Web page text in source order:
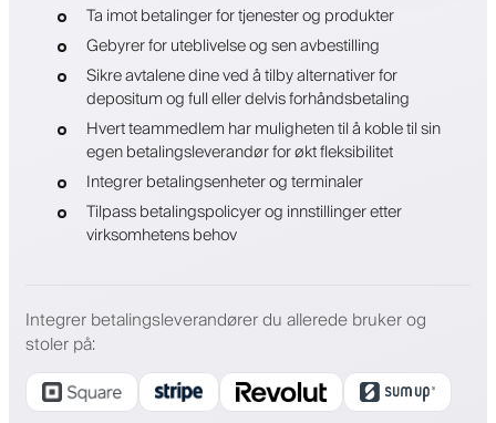
Ta imot betalinger for tjenester og produkter
Gebyrer for uteblivelse og sen avbestilling
Sikre avtalene dine ved å tilby alternativer for
depositum og full eller delvis forhåndsbetaling
Hvert teammedlem har muligheten til å koble til sin
egen betalingsleverandør for økt fleksibilitet
Integrer betalingsenheter og terminaler
Tilpass betalingspolicyer og innstillinger etter
virksomhetens behov
Integrer betalingsleverandører du allerede bruker og
stoler på: